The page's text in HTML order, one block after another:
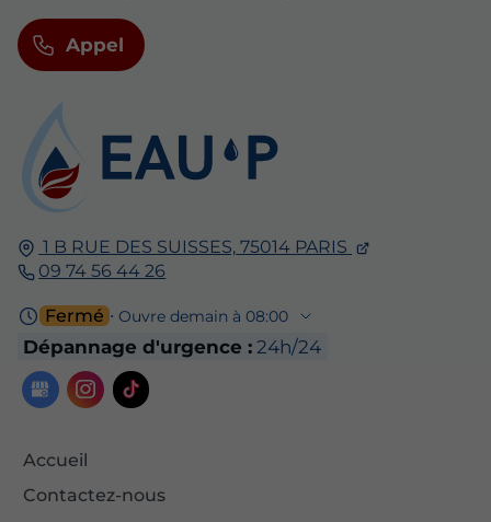
1 B RUE DES SUISSES, 75014 PARIS
09 74 56 44 26
Fermé ⋅ Ouvre demain à 08:00
Dépannage d'urgence : 24h/24
Accueil
Contactez-nous
Appel